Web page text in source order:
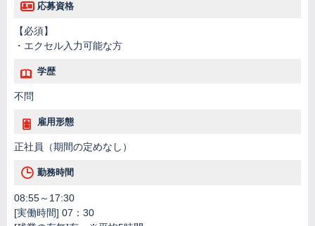
応募資格
【必須】
・エクセル入力可能な方
学歴
不問
雇用形態
正社員（期間の定めなし）
勤務時間
08:55～17:30
[実働時間] 07：30